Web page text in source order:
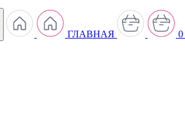
ГЛАВНАЯ 0